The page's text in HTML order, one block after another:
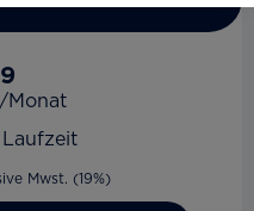
Monat
Mwst. (19%)